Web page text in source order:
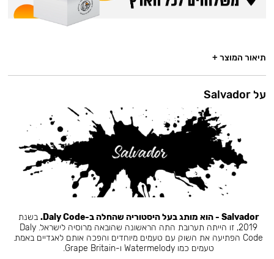
תיאור המוצר +
על Salvador
Salvador - הוא מותג בעל היסטוריה שהחלה ב-Daly Code.
בשנת
2019, זו הייתה תערובת התה הראשונה שהובאה מרוסיה לישראל. Daly
Code הפתיעה את השוק עם טעמים מיוחדים והפכה אותם לאגדיים באמת.
טעמים כמו Watermelody ו-Grape Britain.